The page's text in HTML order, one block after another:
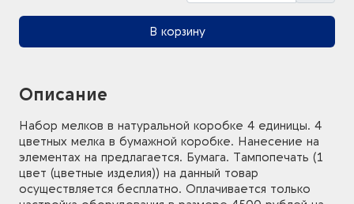
В корзину
Описание
Набор мелков в натуральной коробке 4 единицы. 4
цветных мелка в бумажной коробке. Нанесение на
элементах на предлагается. Бумага. Тампопечать (1
цвет (цветные изделия)) на данный товар
осуществляется бесплатно. Оплачивается только